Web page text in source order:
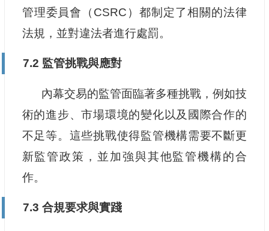
管理委員會（CSRC）都制定了相關的法律
法規，並對違法者進行處罰。
7.2 監管挑戰與應對
內幕交易的監管面臨著多種挑戰，例如技
術的進步、市場環境的變化以及國際合作的
不足等。這些挑戰使得監管機構需要不斷更
新監管政策，並加強與其他監管機構的合
作。
7.3 合規要求與實踐